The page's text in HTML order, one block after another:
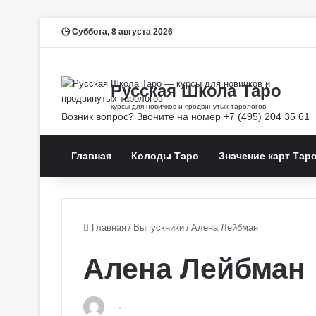
Суббота, 8 августа 2026
Главная Колоды Таро Значение карт
Главная / Выпускники / Алена Лейбман
Алена Лейбман